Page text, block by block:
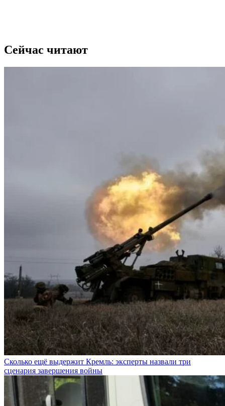
Сейчас читают
Сколько ещё выдержит Кремль: эксперты назвали три
сценария завершения войны